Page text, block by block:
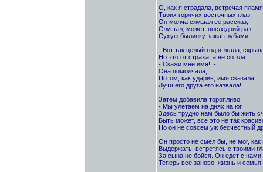
О, как я страдала, встречая пламя
Твоих горячих восточных глаз. -
Он молча слушал ее рассказ,
Слушал, может, последний раз,
Сухую былинку зажав зубами.
- Вот так целый год я лгала,
Но это от страха, а не со зла.
- Скажи мне имя!..-
Она помолчала,
Потом, как ударив, имя сказала,
Лучшего друга его назвала!
Затем добавила торопливо:
- Мы улетаем на днях на юг.
Здесь трудно нам было бы жить
Быть может, все это не так
Но он не совсем уж бесчестный
Он просто не смел бы, не мог, как
Выдержать, встретясь с твоими
За сына не бойся. Он едет с нами.
Теперь все заново: жизнь и семья.